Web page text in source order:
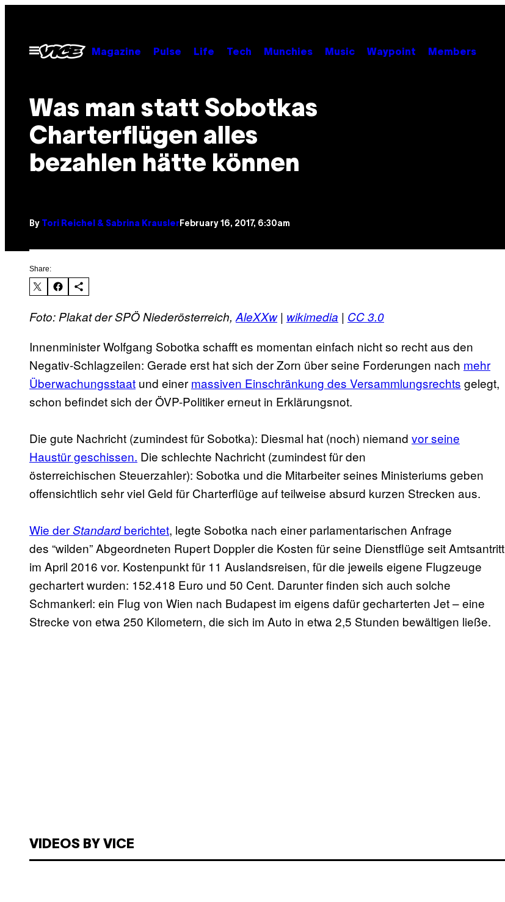
contentOpen
Menu
Magazine Pulse Life Tech Munchies Music Waypoint Members
Was man statt Sobotkas
Charterflügen alles
bezahlen hätte können
By Tori Reichel & Sabrina Krausler February 16, 2017, 6:30am
Share:
Foto: Plakat der SPÖ Niederösterreich,AleXXw| wikimedia | CC 3.0
Innenminister Wolfgang Sobotka schafft es momentan einfach nicht so recht aus den
Negativ-Schlagzeilen: Gerade erst hat sich der Zorn über seine Forderungen nach mehr
Überwachungsstaat und einer massiven Einschränkung des Versammlungsrechts gelegt,
schon befindet sich der ÖVP-Politiker erneut in Erklärungsnot.
Die gute Nachricht (zumindest für Sobotka): Diesmal hat (noch) niemand vor seine
Haustür geschissen. Die schlechte Nachricht (zumindest für den
österreichischen Steuerzahler): Sobotka und die Mitarbeiter seines Ministeriums geben
offensichtlich sehr viel Geld für Charterflüge auf teilweise absurd kurzen Strecken aus.
Wie derStandardberichtet, legte Sobotka nach einer parlamentarischen Anfrage
des “wilden” Abgeordneten Rupert Doppler die Kosten für seine Dienstflüge seit Amtsantritt
im April 2016 vor. Kostenpunkt für 11 Auslandsreisen, für die jeweils eigene Flugzeuge
gechartert wurden: 152.418 Euro und 50 Cent. Darunter finden sich auch solche
Schmankerl: ein Flug von Wien nach Budapest im eigens dafür gecharterten Jet – eine
Strecke von etwa 250 Kilometern, die sich im Auto in etwa 2,5 Stunden bewältigen ließe.
VIDEOS BY VICE